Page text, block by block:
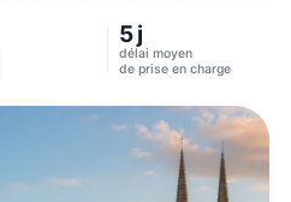
5 j
délai moyen
de prise en charge